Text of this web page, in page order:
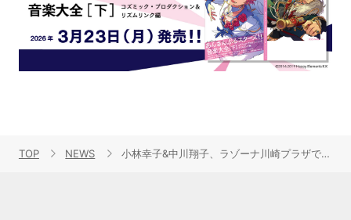
TOP NEWS 小林幸子&中川翔子、ラゾーナ川崎プラザで＜ポケだちツアー＞大団円！雨天も吹き飛ばす「風といっしょに」の大合唱！